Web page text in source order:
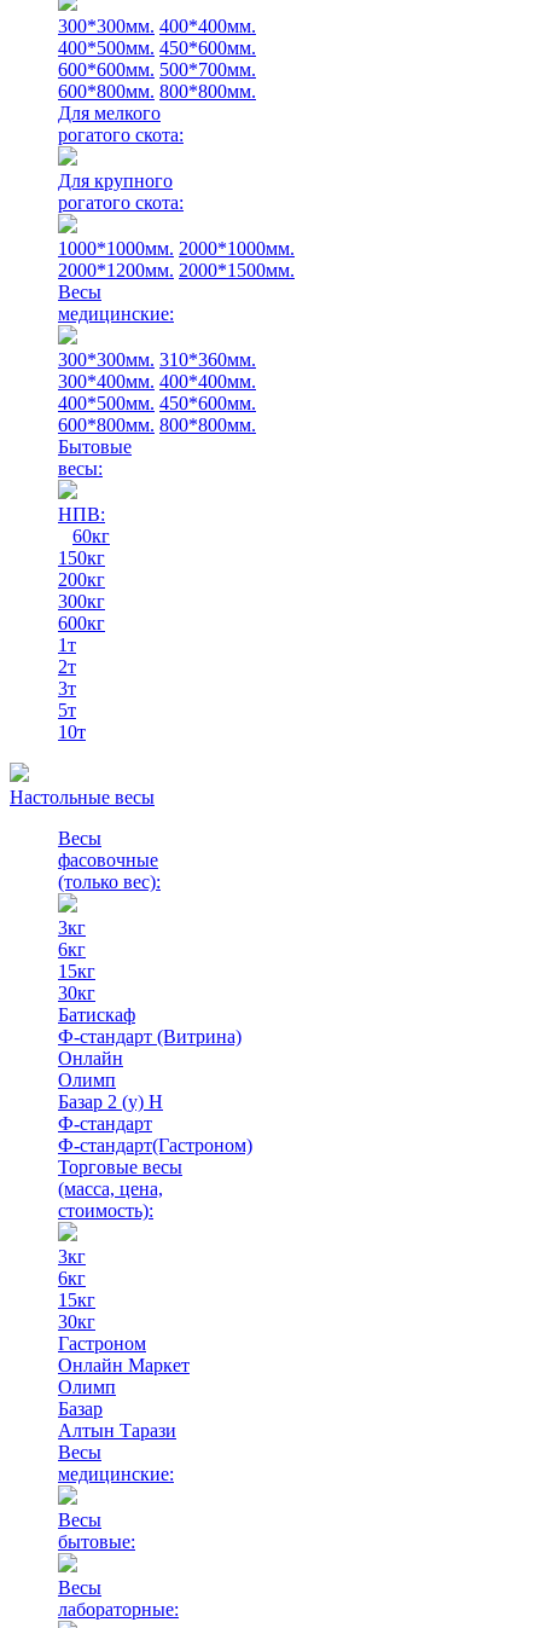
300*300мм. 400*400мм.
400*500мм. 450*600мм.
600*600мм. 500*700мм.
600*800мм. 800*800мм.
Для мелкого
рогатого скота:
Для крупного
рогатого скота:
1000*1000мм. 2000*1000мм.
2000*1200мм. 2000*1500мм.
Весы
медицинские:
300*300мм. 310*360мм.
300*400мм. 400*400мм.
400*500мм. 450*600мм.
600*800мм. 800*800мм.
Бытовые
весы:
НПВ:
60кг
150кг
200кг
300кг
600кг
1т
2т
3т
5т
10т
Настольные весы
Весы
фасовочные
(только вес):
3кг
6кг
15кг
30кг
Батискаф
Ф-стандарт (Витрина)
Онлайн
Олимп
Базар 2 (у) Н
Ф-стандарт
Ф-стандарт(Гастроном)
Торговые весы
(масса, цена,
стоимость):
3кг
6кг
15кг
30кг
Гастроном
Онлайн Маркет
Олимп
Базар
Алтын Тарази
Весы
медицинские:
Весы
бытовые:
Весы
лабораторные: